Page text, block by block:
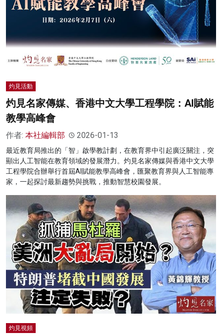
灼見活動
灼見名家傳媒、香港中文大學工程學院：AI賦能
教學高峰會
作者: 本社編輯部 2026-01-13
最近教育局推出的「智」啟學教計劃，在教育界中引起廣泛關注，突
顯出人工智能在教育領域的發展潛力。灼見名家傳媒與香港中文大學
工程學院合辦舉行首屆AI賦能教學高峰會，匯聚教育界與人工智能專
家，一起探討最新趨勢與挑戰，推動智慧校園發展。
灼見視頻